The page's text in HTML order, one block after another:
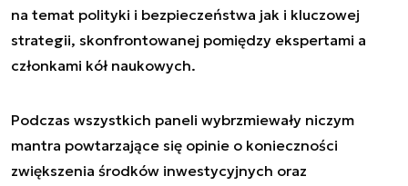
na temat polityki i bezpieczeństwa jak i kluczowej
strategii, skonfrontowanej pomiędzy ekspertami a
członkami kół naukowych.
Podczas wszystkich paneli wybrzmiewały niczym
mantra powtarzające się opinie o konieczności
zwiększenia środków inwestycyjnych oraz